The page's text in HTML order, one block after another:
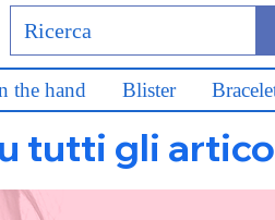
the hand Blister
tutti gli